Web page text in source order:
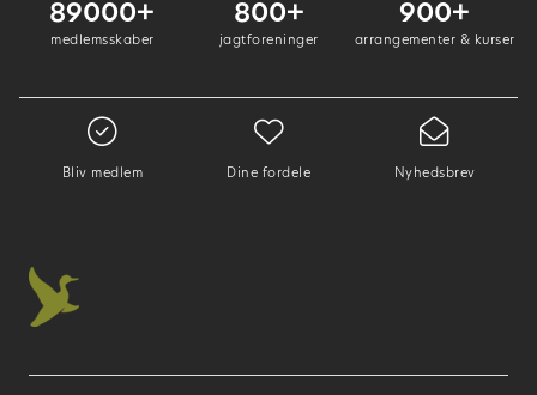
Bliv medlem Dine fordele Nyhedsbrev
89000+
medlemsskaber
800+
jagtforeninger
900+
arrangementer & kurser